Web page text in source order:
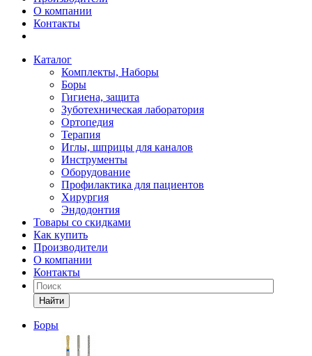
О компании
Контакты
Каталог
Комплекты, Наборы
Боры
Гигиена, защита
Зуботехническая лаборатория
Ортопедия
Терапия
Иглы, шприцы для каналов
Инструменты
Оборудование
Профилактика для пациентов
Хирургия
Эндодонтия
Товары со скидками
Как купить
Производители
О компании
Контакты
Найти
Боры